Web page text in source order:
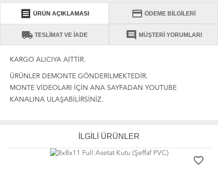
receipt ÜRÜN AÇIKLAMASI credit_card ÖDEME BİLGİLERİ
local_shipping TESLİMAT VE İADE comment MÜŞTERİ YORUMLARI
KARGO ALICIYA AİTTİR.
ÜRÜNLER DEMONTE GÖNDERİLMEKTEDİR.
MONTE VİDEOLARI İÇİN ANA SAYFADAN YOUTUBE
KANALINA ULAŞABİLİRSİNİZ.
İLGİLİ ÜRÜNLER
favorite_border